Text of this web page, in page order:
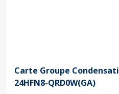
Carte Groupe
24HFN8-QRD0W(GA)